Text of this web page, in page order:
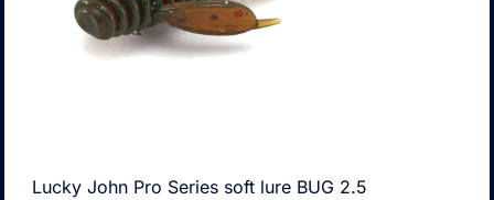
Lucky John Pro Series soft lure BUG 2.5